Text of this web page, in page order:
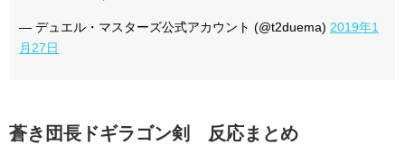
— デュエル・マスターズ公式アカウント (@t2duema) 2019年1
月27日
蒼き団長ドギラゴン剣 反応まとめ